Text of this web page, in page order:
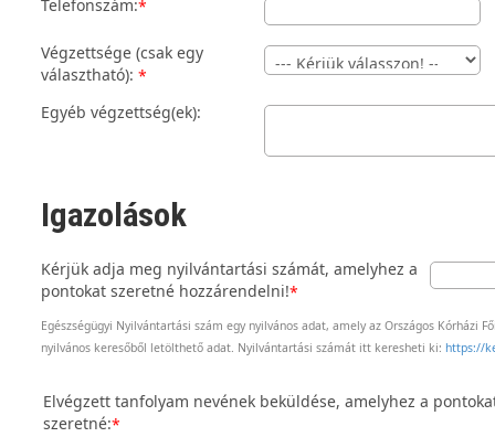
Telefonszám:*
Végzettsége (csak egy
választható): *
Egyéb végzettség(ek):
Igazolások
Kérjük adja meg nyilvántartási számát, amelyhez a
pontokat szeretné hozzárendelni!*
Egészségügyi Nyilvántartási szám egy nyilvános adat, amely az Országos Kórházi
nyilvános keresőből letölthető adat. Nyilvántartási számát itt keresheti ki: https://
Elvégzett tanfolyam nevének beküldése, amelyhez a
szeretné:*